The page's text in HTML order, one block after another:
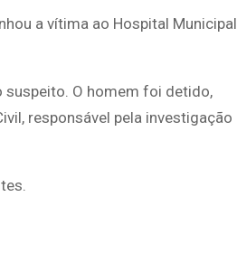
a vítima ao Hospital Municipal
suspeito. O homem foi detido,
responsável pela investigação